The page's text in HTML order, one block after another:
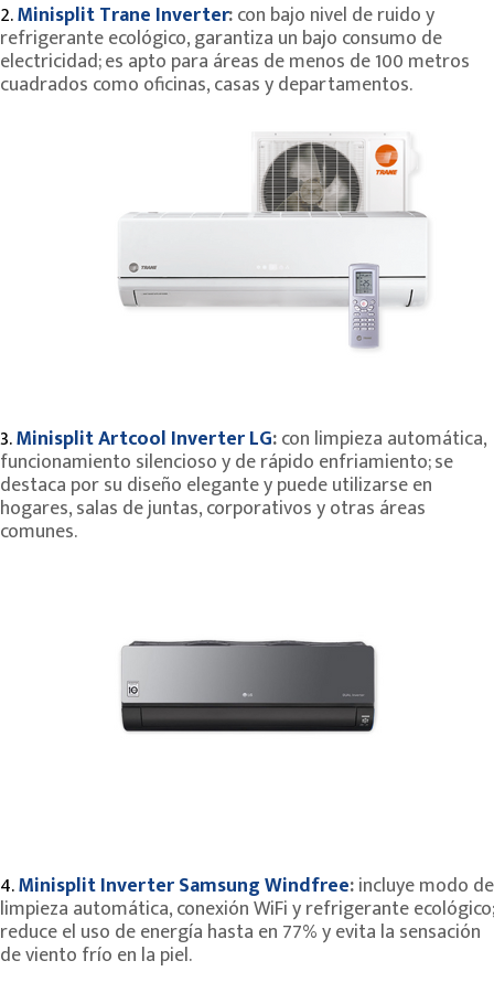
2.Minisplit Trane Inverter:con bajo nivel de ruido y
refrigerante ecológico, garantiza un bajo consumo de
electricidad; es apto para áreas de menos de 100 metros
cuadrados como oficinas, casas y departamentos.
3.Minisplit Artcool Inverter LG:con limpieza automática,
funcionamiento silencioso y de rápido enfriamiento; se
destaca por su diseño elegante y puede utilizarse en
hogares, salas de juntas, corporativos y otras áreas
comunes.
4.Minisplit Inverter Samsung Windfree:incluye modo de
limpieza automática, conexión WiFi y refrigerante ecológico;
reduce el uso de energía hasta en 77% y evita la sensación
de viento frío en la piel.